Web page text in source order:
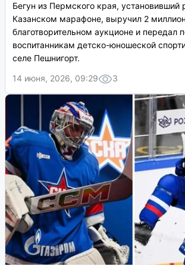
Бегун из Пермского края, установивший
Казанском марафоне, выручил 2
благотворительном аукционе и передал
воспитанникам детско-юношеской
селе Пешнигорт.
14 июня, 2026, 09:29
3